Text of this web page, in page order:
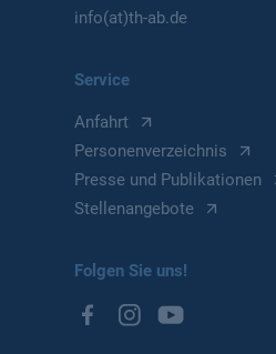
info(at)th-ab.de
Service
Anfahrt
Personenverzeichnis
Presse und Publikationen
Stellenangebote
Folgen Sie uns!